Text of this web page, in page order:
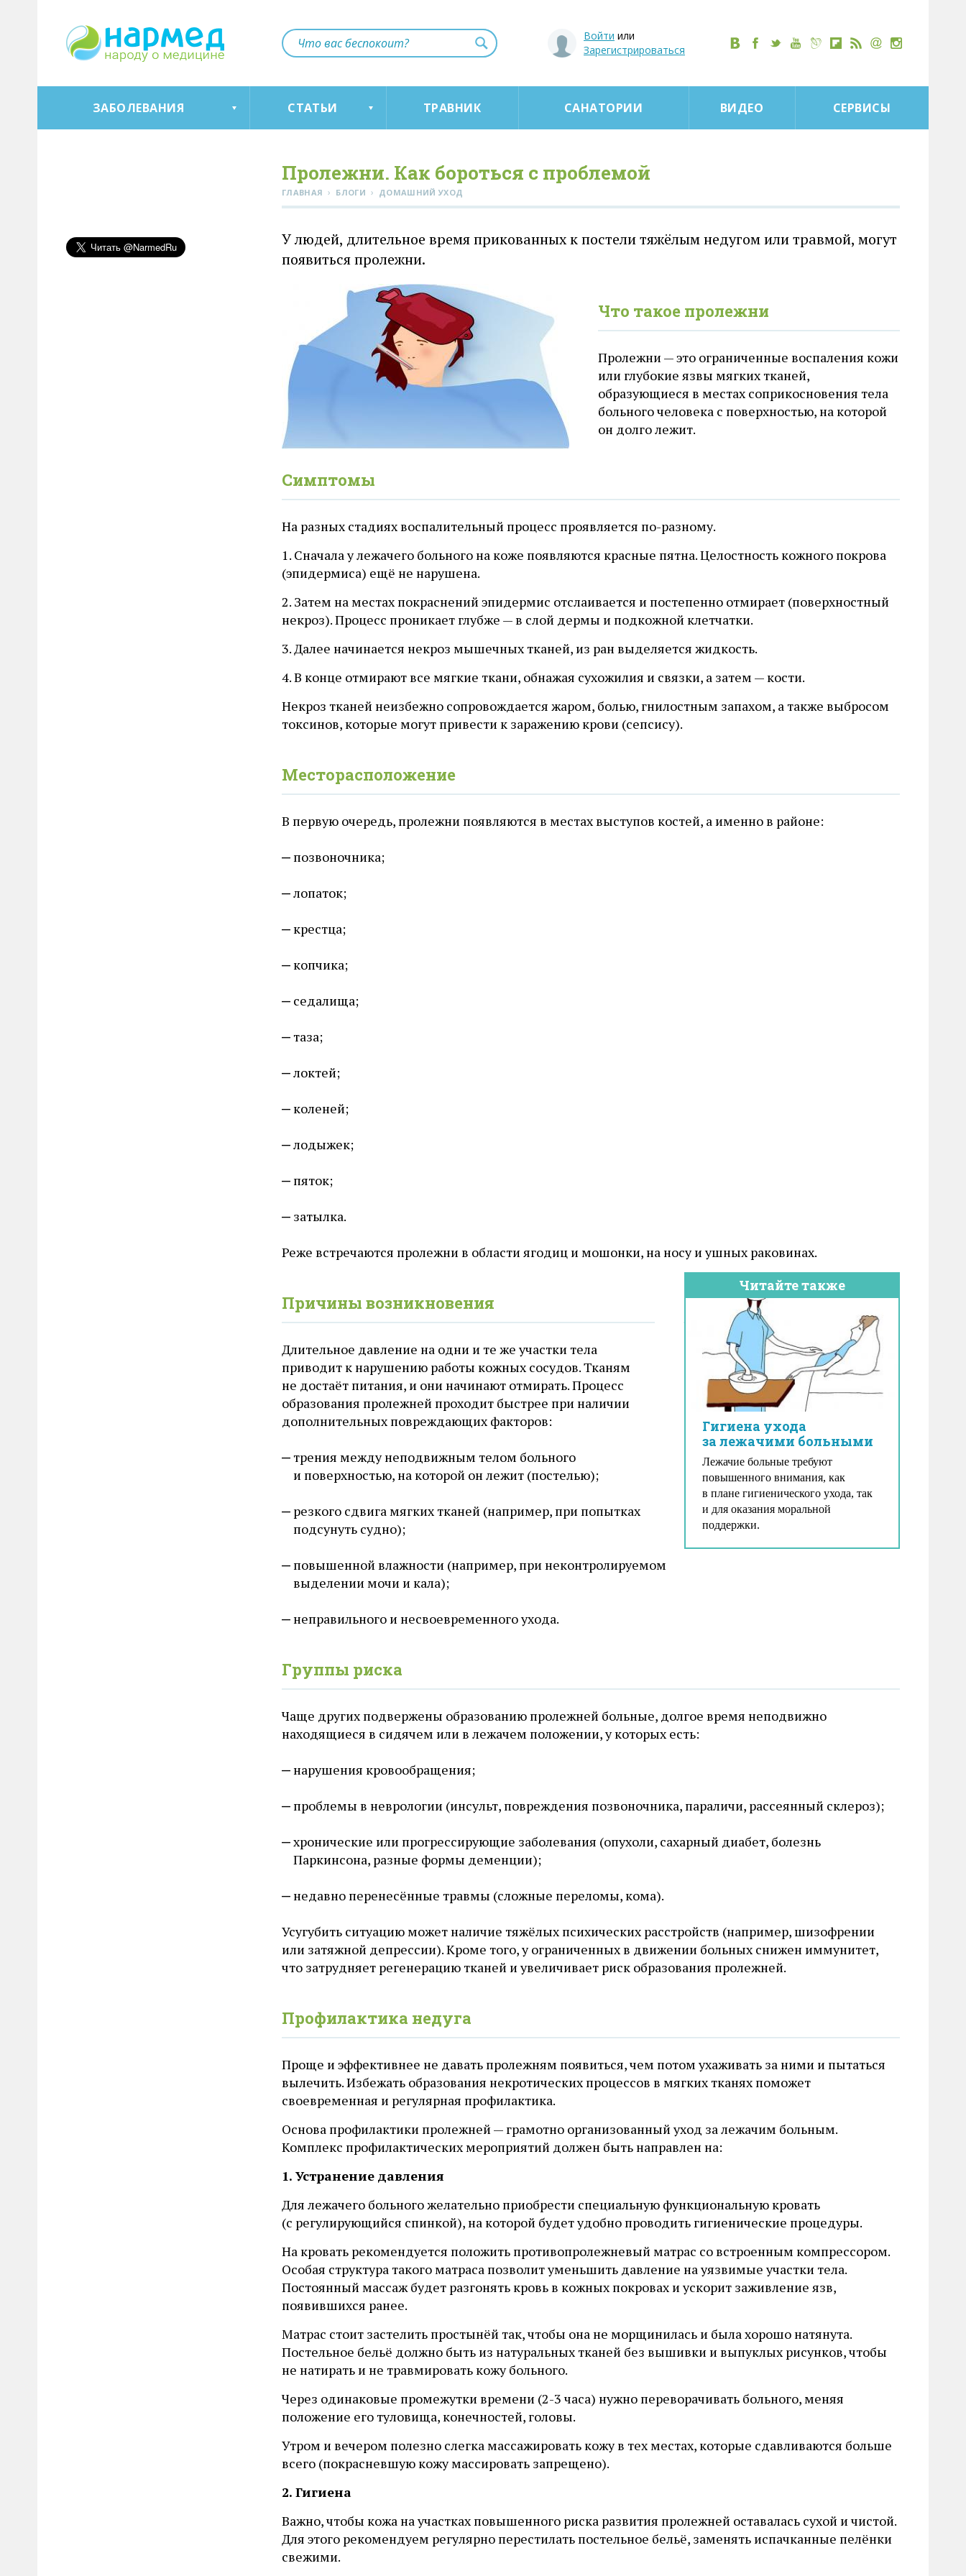
Войти или
Зарегистрироваться
ЗАБОЛЕВАНИЯ СТАТЬИ ТРАВНИК САНАТОРИИ ВИДЕО СЕРВИСЫ
Пролежни. Как бороться с проблемой
ГЛАВНАЯ › БЛОГИ › ДОМАШНИЙ УХОД
У людей, длительное время прикованных к постели тяжёлым недугом или травмой, могут
появиться пролежни.
Что такое пролежни
Пролежни — это ограниченные воспаления кожи
или глубокие язвы мягких тканей,
образующиеся в местах соприкосновения тела
больного человека с поверхностью, на которой
он долго лежит.
Симптомы
На разных стадиях воспалительный процесс проявляется по-разному.
1. Сначала у лежачего больного на коже появляются красные пятна. Целостность кожного покрова
(эпидермиса) ещё не нарушена.
2. Затем на местах покраснений эпидермис отслаивается и постепенно отмирает (поверхностный
некроз). Процесс проникает глубже — в слой дермы и подкожной клетчатки.
3. Далее начинается некроз мышечных тканей, из ран выделяется жидкость.
4. В конце отмирают все мягкие ткани, обнажая сухожилия и связки, а затем — кости.
Некроз тканей неизбежно сопровождается жаром, болью, гнилостным запахом, а также выбросом
токсинов, которые могут привести к заражению крови (сепсису).
Месторасположение
В первую очередь, пролежни появляются в местах выступов костей, а именно в районе:
позвоночника;
лопаток;
крестца;
копчика;
седалища;
таза;
локтей;
коленей;
лодыжек;
пяток;
затылка.
Реже встречаются пролежни в области ягодиц и мошонки, на носу и ушных раковинах.
Читайте также
Гигиена ухода
за лежачими больными
Лежачие больные требуют
повышенного внимания, как
в плане гигиенического ухода, так
и для оказания моральной
поддержки.
Причины возникновения
Длительное давление на одни и те же участки тела
приводит к нарушению работы кожных сосудов. Тканям
не достаёт питания, и они начинают отмирать. Процесс
образования пролежней проходит быстрее при наличии
дополнительных повреждающих факторов:
трения между неподвижным телом больного
и поверхностью, на которой он лежит (постелью);
резкого сдвига мягких тканей (например, при попытках
подсунуть судно);
повышенной влажности (например, при неконтролируемом
выделении мочи и кала);
неправильного и несвоевременного ухода.
Группы риска
Чаще других подвержены образованию пролежней больные, долгое время неподвижно
находящиеся в сидячем или в лежачем положении, у которых есть:
нарушения кровообращения;
проблемы в неврологии (инсульт, повреждения позвоночника, параличи, рассеянный склероз);
хронические или прогрессирующие заболевания (опухоли, сахарный диабет, болезнь
Паркинсона, разные формы деменции);
недавно перенесённые травмы (сложные переломы, кома).
Усугубить ситуацию может наличие тяжёлых психических расстройств (например, шизофрении
или затяжной депрессии). Кроме того, у ограниченных в движении больных снижен иммунитет,
что затрудняет регенерацию тканей и увеличивает риск образования пролежней.
Профилактика недуга
Проще и эффективнее не давать пролежням появиться, чем потом ухаживать за ними и пытаться
вылечить. Избежать образования некротических процессов в мягких тканях поможет
своевременная и регулярная профилактика.
Основа профилактики пролежней — грамотно организованный уход за лежачим больным.
Комплекс профилактических мероприятий должен быть направлен на:
1. Устранение давления
Для лежачего больного желательно приобрести специальную функциональную кровать
(с регулирующийся спинкой), на которой будет удобно проводить гигиенические процедуры.
На кровать рекомендуется положить противопролежневый матрас со встроенным компрессором.
Особая структура такого матраса позволит уменьшить давление на уязвимые участки тела.
Постоянный массаж будет разгонять кровь в кожных покровах и ускорит заживление язв,
появившихся ранее.
Матрас стоит застелить простынёй так, чтобы она не морщинилась и была хорошо натянута.
Постельное бельё должно быть из натуральных тканей без вышивки и выпуклых рисунков, чтобы
не натирать и не травмировать кожу больного.
Через одинаковые промежутки времени (2-3 часа) нужно переворачивать больного, меняя
положение его туловища, конечностей, головы.
Утром и вечером полезно слегка массажировать кожу в тех местах, которые сдавливаются больше
всего (покрасневшую кожу массировать запрещено).
2. Гигиена
Важно, чтобы кожа на участках повышенного риска развития пролежней оставалась сухой и чистой.
Для этого рекомендуем регулярно перестилать постельное бельё, заменять испачканные пелёнки
свежими.